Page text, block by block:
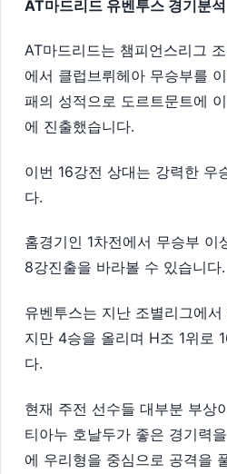
AT마드리드 유벤투스 경기분석
AT마드리드는 챔피언스리그
에서 클럽브뤼헤아 무승부를
패의 성적으로 도르트문트에
에 진출했습니다.
이번 16강전 상대는 강력한 우
다.
홈경기인 1차전에서 무승부 이
8강진출을 바라볼 수 있습니다.
유벤투스는 지난 조별리그에
지만 4승을 올리며 H조 1위로
다.
현재 주전 선수들 대부분 부상
티아누 호날두가 좋은 경기력
에 우리형을 중심으로 공격을